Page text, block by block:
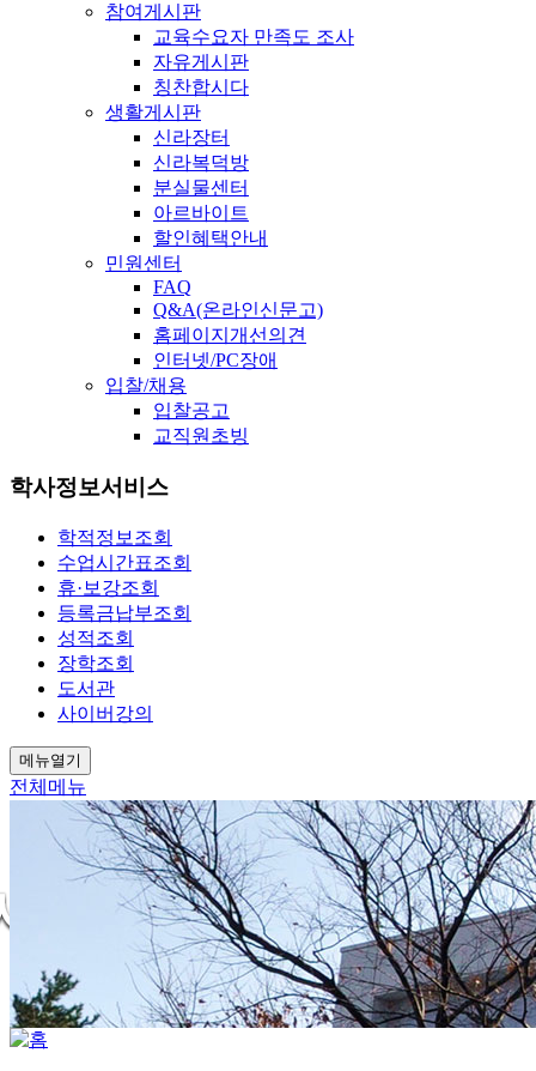
참여게시판
교육수요자 만족도 조사
자유게시판
칭찬합시다
생활게시판
신라장터
신라복덕방
분실물센터
아르바이트
할인혜택안내
민원센터
FAQ
Q&A(온라인신문고)
홈페이지개선의견
인터넷/PC장애
입찰/채용
입찰공고
교직원초빙
학사정보서비스
학적정보조회
수업시간표조회
휴·보강조회
등록금납부조회
성적조회
장학조회
도서관
사이버강의
메뉴열기
전체메뉴